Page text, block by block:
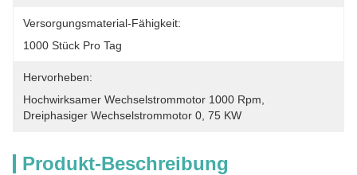
Versorgungsmaterial-Fähigkeit:
1000 Stück Pro Tag
Hervorheben:
Hochwirksamer Wechselstrommotor 1000 Rpm
Dreiphasiger Wechselstrommotor 0 75 KW
Produkt-Beschreibung